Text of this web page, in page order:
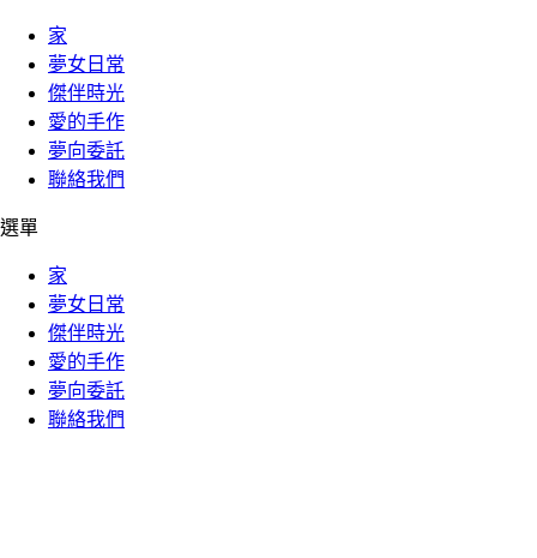
家
夢女日常
傑伴時光
愛的手作
夢向委託
聯絡我們
選單
家
夢女日常
傑伴時光
愛的手作
夢向委託
聯絡我們